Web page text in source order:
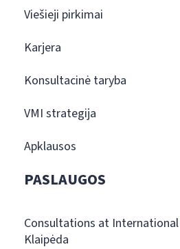
Viešieji pirkimai
Karjera
Konsultacinė taryba
VMI strategija
Apklausos
PASLAUGOS
Consultations at
Klaipėda